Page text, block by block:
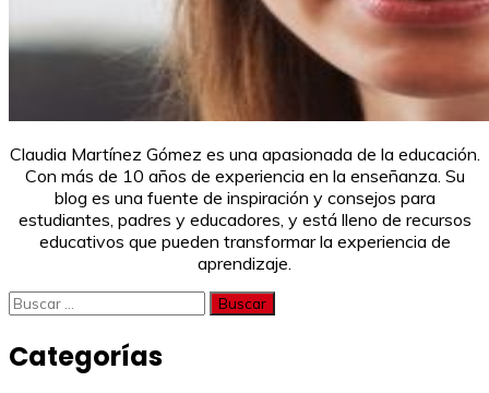
Claudia Martínez Gómez es una apasionada de la educación.
Con más de 10 años de experiencia en la enseñanza. Su
blog es una fuente de inspiración y consejos para
estudiantes, padres y educadores, y está lleno de recursos
educativos que pueden transformar la experiencia de
aprendizaje.
Buscar:
Categorías